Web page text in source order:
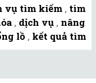
vụ tìm kiếm , tìm
, dịch vụ , nâng
lồ , kết quả tìm